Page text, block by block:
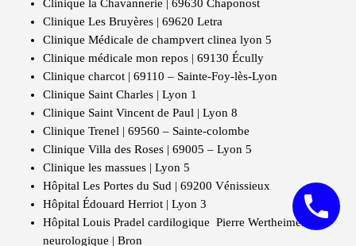
Clinique la Chavannerie | 69630 Chaponost
Clinique Les Bruyères | 69620 Letra
Clinique Médicale de champvert clinea lyon 5
Clinique médicale mon repos | 69130 Écully
Clinique charcot | 69110 – Sainte-Foy-lès-Lyon
Clinique Saint Charles | Lyon 1
Clinique Saint Vincent de Paul | Lyon 8
Clinique Trenel | 69560 – Sainte-colombe
Clinique Villa des Roses | 69005 – Lyon 5
Clinique les massues | Lyon 5
Hôpital Les Portes du Sud | 69200 Vénissieux
Hôpital Édouard Herriot | Lyon 3
Hôpital Louis Pradel cardilogique Pierre Wertheimer
neurologique | Bron